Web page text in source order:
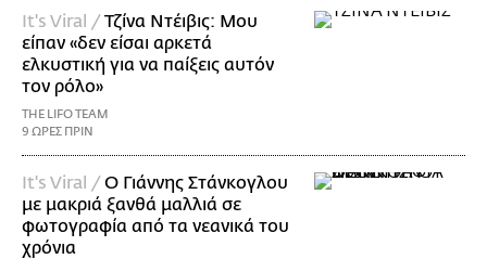
It's Viral /Τζίνα Ντέιβις: Μου
είπαν «δεν είσαι αρκετά
ελκυστική για να παίξεις αυτόν
τον ρόλο»
THE LIFO TEAM
9 ΩΡΕΣ ΠΡΙΝ
It's Viral /Ο Γιάννης Στάνκογλου
με μακριά ξανθά μαλλιά σε
φωτογραφία από τα νεανικά του
χρόνια